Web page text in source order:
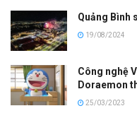
Quảng Bình
19/08/2024
Công nghệ
Doraemon
25/03/2023